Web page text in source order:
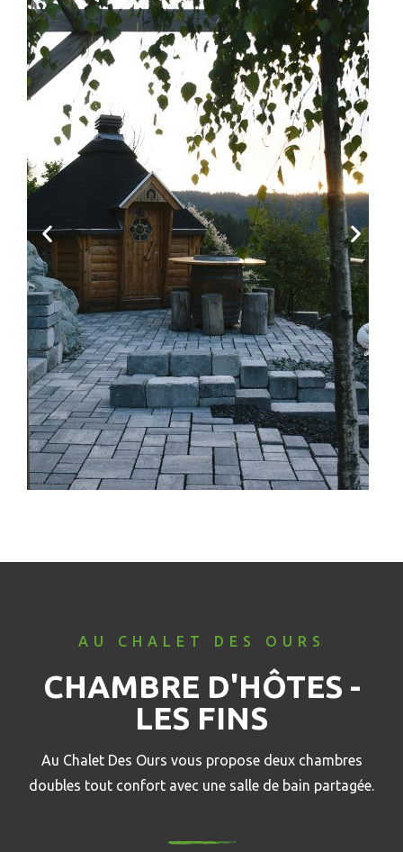
AU CHALET DES OURS
CHAMBRE D'HÔTES -
LES FINS
Au Chalet Des Ours vous propose deux chambres
doubles tout confort avec une salle de bain partagée.